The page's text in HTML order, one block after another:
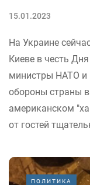
15.01.2023
На Украине
Киеве в честь
министры НАТО и
обороны страны
американском
от гостей
ПОЛИТИКА